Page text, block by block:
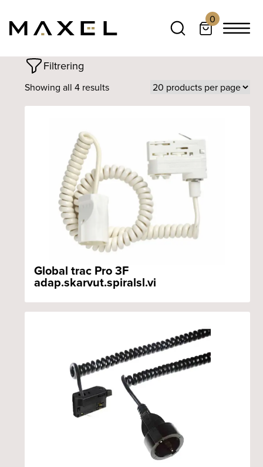
0
Filtrering
Showing all 4 results
Global trac Pro 3F
adap.skarvut.spiralsl.vi